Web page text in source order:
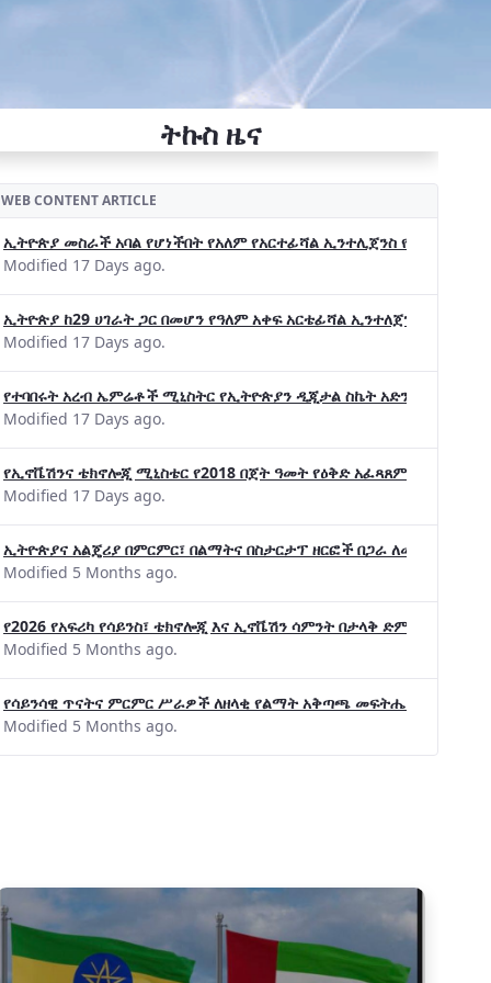
ትኩስ ዜና
WEB CONTENT ARTICLE
ኢትዮጵያ መስራች አባል የሆነችበት የአለም የአርተፊሻል ኢንተሊጀንስ የትብብር
Modified 17 Days ago.
ኢትዮጵያ ከ29 ሀገራት ጋር በመሆን የዓለም አቀፍ አርቴፊሻል ኢንተለጀንስ ትብብር
Modified 17 Days ago.
የተባበሩት አረብ ኤምሬቶች ሚኒስትር የኢትዮጵያን ዲጂታል ስኬት አድንቀዋል
Modified 17 Days ago.
የኢኖቬሽንና ቴክኖሎጂ ሚኒስቴር የ2018 በጀት ዓመት የዕቅድ አፈጻጸምና የቀጣይ
Modified 17 Days ago.
ኢትዮጵያና አልጄሪያ በምርምር፣ በልማትና በስታርታፕ ዘርፎች በጋራ ለመስራት መከሩ፡፡
Modified 5 Months ago.
የ2026 የአፍሪካ የሳይንስ፣ ቴክኖሎጂ እና ኢኖቬሽን ሳምንት በታላቅ ድምቀት
Modified 5 Months ago.
የሳይንሳዊ ጥናትና ምርምር ሥራዎች ለዘላቂ የልማት አቅጣጫ መፍትሔ ጠቋሚ
Modified 5 Months ago.